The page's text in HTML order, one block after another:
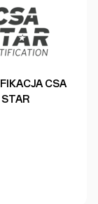
CSA
STAR